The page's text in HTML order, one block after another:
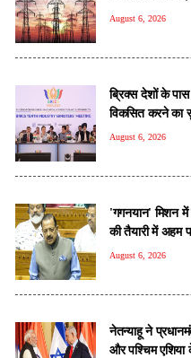
August 6, 2026
ब्रिक्स देशों के पास
विकसित करने का
August 6, 2026
'गगनयान' मिशन में
की तैयारी में अहम
August 6, 2026
नेतन्याहू ने
और पश्चिम एशिया